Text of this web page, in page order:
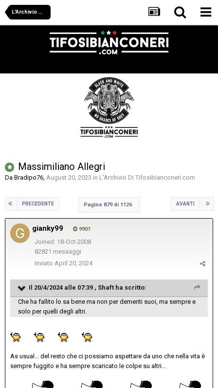
L'Archivio Di Tifosibianconeri.com
Massimiliano Allegri
Da Bradipo76, August 20, 2023 in L'Archivio Di Tifosibianconeri.com
PRECEDENTE AVANTI
Pagine 879 di 1126
gianky99 9901
Joined: 18-Oct-2008
82821 messaggi
Inviato April 20, 2024
Il 20/4/2024 alle 07:39 , Shaft ha scritto:
Che ha fallito lo sa bene ma non per demeriti suoi, ma sempre e
solo per quelli degli altri.
As usual... del resto che ci possiamo aspettare da uno che nella vita è
sempre fuggito e ha sempre scaricato le colpe su altri...